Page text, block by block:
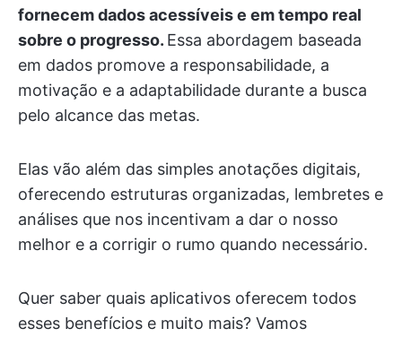
fornecem dados acessíveis e em tempo real
sobre o progresso. Essa abordagem baseada
em dados promove a responsabilidade, a
motivação e a adaptabilidade durante a busca
pelo alcance das metas.
Elas vão além das simples anotações digitais,
oferecendo estruturas organizadas, lembretes e
análises que nos incentivam a dar o nosso
melhor e a corrigir o rumo quando necessário.
Quer saber quais aplicativos oferecem todos
esses benefícios e muito mais? Vamos